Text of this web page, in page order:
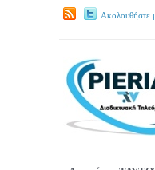
Ακολουθήστε